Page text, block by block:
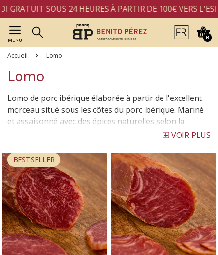
SOUS 24 HEURES À PARTIR DE 100€ VERS
MENU 0
Accueil Lomo
Lomo
Lomo de porc ibérique élaborée à partir de l'excellent
morceau situé sous les côtes du porc ibérique. Mariné
et assaisonné avec des épices naturelles selon la
recette traditionnelle de nos ancêtres, puis embossé en
Le processus méticuleux et lent de maturation du lomo
de porc dans des séchoirs naturels avec l'air de la Sierra
de Francia, en font un produit d'élite avec des arômes
du passé. Découvrez les différences entre nos lomos de
porc ibérique.
VOIR PLUS
BESTSELLER